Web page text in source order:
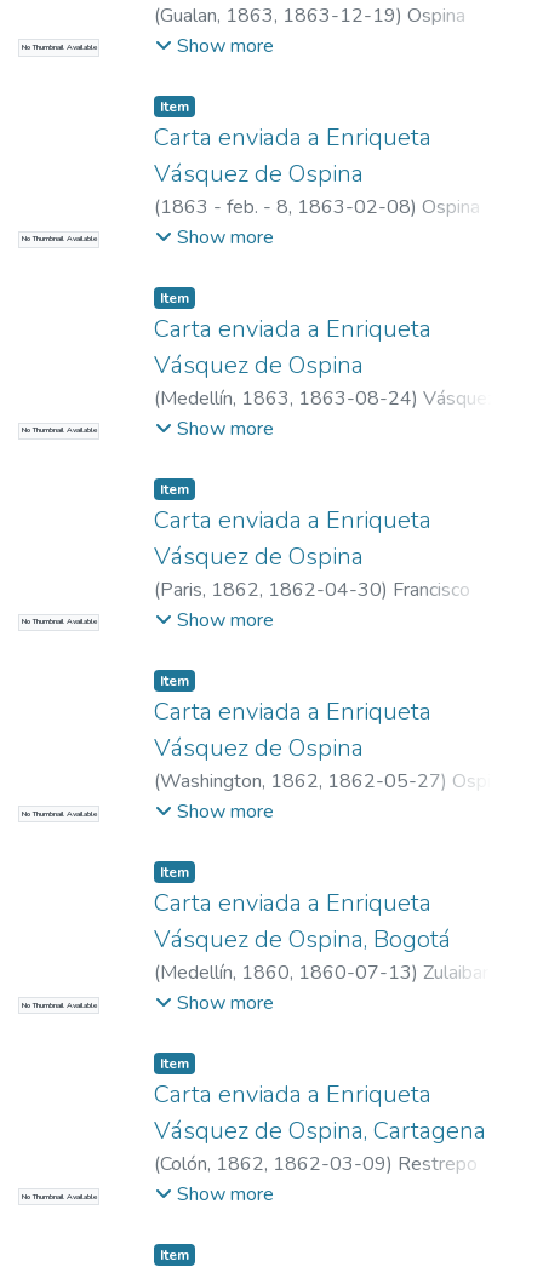
No Thumbnail Available
(Gualan, 1863, 1863-12-19) Ospina
Rodríguez, Mariano, 1805-1885
Show more
No Thumbnail Available
Item
Carta enviada a Enriqueta
Vásquez de Ospina
(1863 - feb. - 8, 1863-02-08) Ospina
Rodríguez, Pastor 1809-1873
Show more
No Thumbnail Available
Item
Carta enviada a Enriqueta
Vásquez de Ospina
(Medellín, 1863, 1863-08-24) Vásquez
Calle, Julián, 1809-1884
Show more
No Thumbnail Available
Item
Carta enviada a Enriqueta
Vásquez de Ospina
(Paris, 1862, 1862-04-30) Francisco
Martín, Juan de
Show more
No Thumbnail Available
Item
Carta enviada a Enriqueta
Vásquez de Ospina
(Washington, 1862, 1862-05-27) Ospina
Chaparro, Sebastián, n. 1846
Show more
No Thumbnail Available
Item
Carta enviada a Enriqueta
Vásquez de Ospina, Bogotá
(Medellín, 1860, 1860-07-13) Zulaibar
Santamaría, Mercedes, m. 1875
Show more
No Thumbnail Available
Item
Carta enviada a Enriqueta
Vásquez de Ospina, Cartagena
(Colón, 1862, 1862-03-09) Restrepo
Restrepo, Marcelino, 1804-1879
Show more
Item